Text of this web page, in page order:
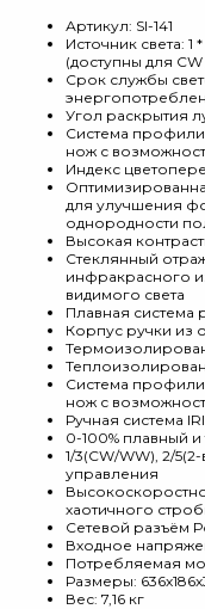
Артикул: SI-141
Источник света: 1
(доступны для
Срок службы
Угол раскрытия
Система
нож с
Индекс
для улучшения
однородности
Высокая
Стеклянный
инфракрасного
видимого света
Плавная система
Корпус ручки из
Система
нож с
Ручная система
0-100% плавный
1/3(CW/WW), 2/
управления
хаотичного
Сетевой разъём
Входное
Потребляемая
Размеры:
Вес: 7,16 кг